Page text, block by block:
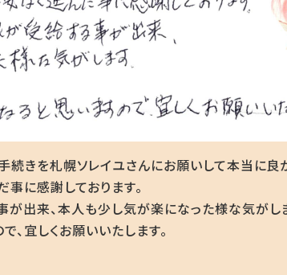
続きを札幌ソレイユさんにお願いして本当に良
に感謝しております。
出来、本人も少し気が楽になった様な気がし
宜しくお願いいたします。